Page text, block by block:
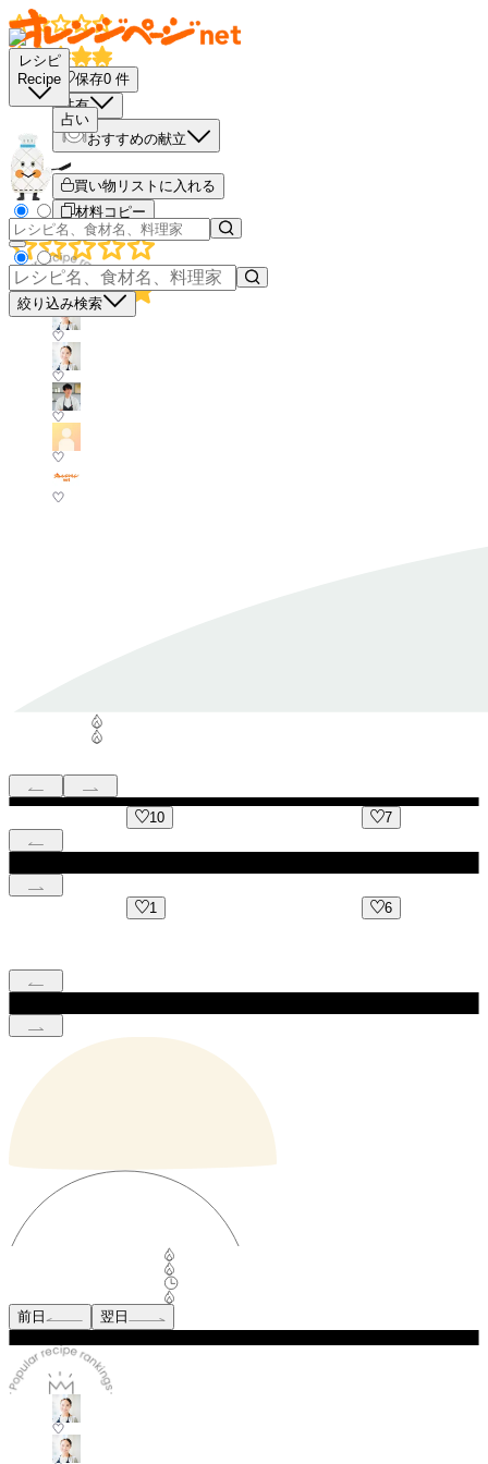
レシピ
Recipe
占い
絞り込み検索
保存0 件
共有
おすすめの献立
買い物リストに入れる
材料コピー
10 7
1 6
前日 翌日